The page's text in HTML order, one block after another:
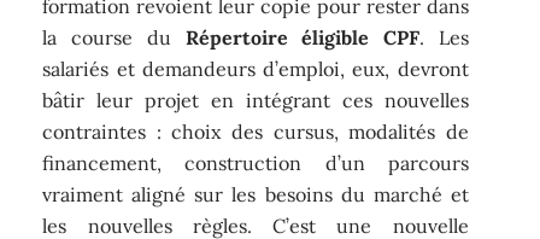
formation revoient leur copie pour rester dans
la course du Répertoire éligible CPF. Les
salariés et demandeurs d’emploi, eux, devront
bâtir leur projet en intégrant ces nouvelles
contraintes : choix des cursus, modalités de
financement, construction d’un parcours
vraiment aligné sur les besoins du marché et
les nouvelles règles. C’est une nouvelle